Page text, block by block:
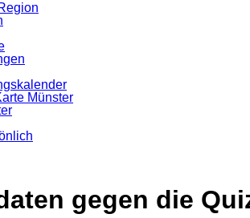
Münster
gegen die